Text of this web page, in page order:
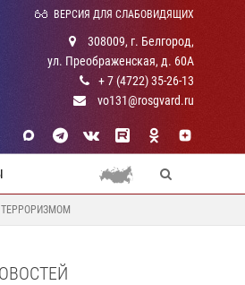
ВЕРСИЯ ДЛЯ СЛАБОВИДЯЩИХ
308009, г. Белгород,
ул. Преображенская, д. 60А
+ 7 (4722) 35-26-13
vo131@rosgvard.ru